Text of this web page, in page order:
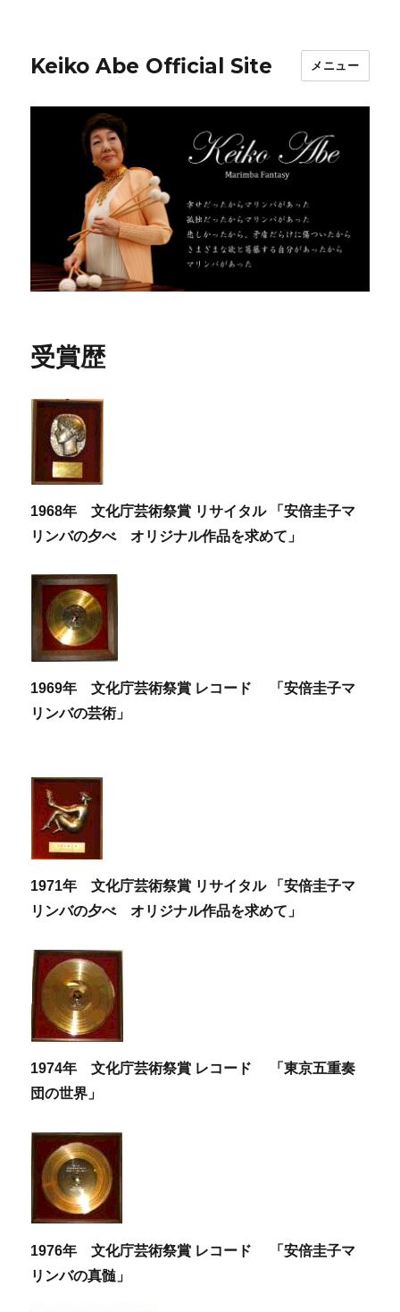
Keiko Abe Official Site メニュー
受賞歴
1968年 文化庁芸術祭賞 リサイタル 「安倍圭子マ
リンバの夕べ オリジナル作品を求めて」
1969年 文化庁芸術祭賞 レコード 「安倍圭子マ
リンバの芸術」
1971年 文化庁芸術祭賞 リサイタル 「安倍圭子マ
リンバの夕べ オリジナル作品を求めて」
1974年 文化庁芸術祭賞 レコード 「東京五重奏
団の世界」
1976年 文化庁芸術祭賞 レコード 「安倍圭子マ
リンバの真髄」